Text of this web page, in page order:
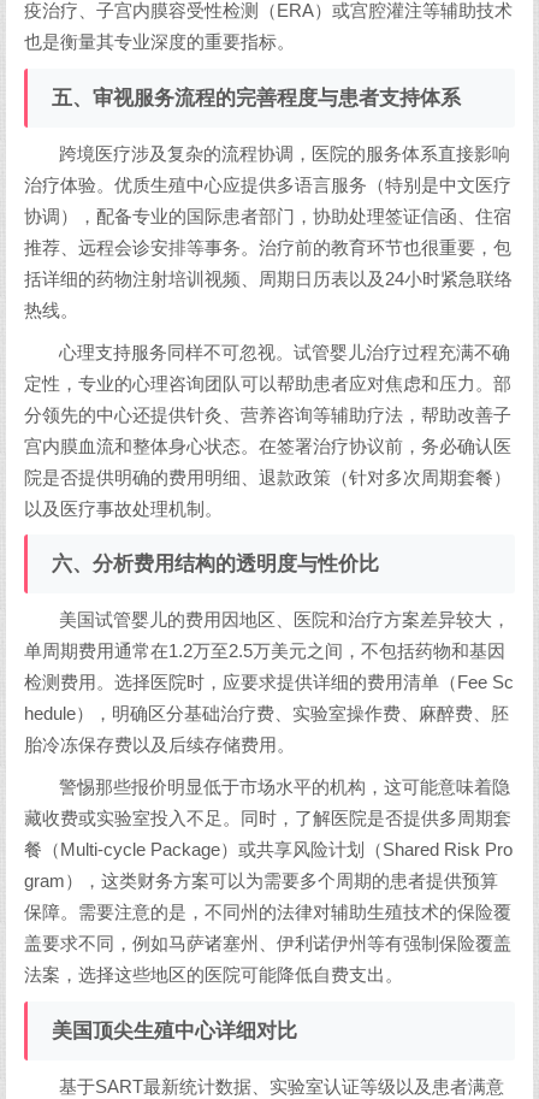
疫治疗、子宫内膜容受性检测（ERA）或宫腔灌注等辅助技术
也是衡量其专业深度的重要指标。
五、审视服务流程的完善程度与患者支持体系
跨境医疗涉及复杂的流程协调，医院的服务体系直接影响
治疗体验。优质生殖中心应提供多语言服务（特别是中文医疗
协调），配备专业的国际患者部门，协助处理签证信函、住宿
推荐、远程会诊安排等事务。治疗前的教育环节也很重要，包
括详细的药物注射培训视频、周期日历表以及24小时紧急联络
热线。
心理支持服务同样不可忽视。试管婴儿治疗过程充满不确
定性，专业的心理咨询团队可以帮助患者应对焦虑和压力。部
分领先的中心还提供针灸、营养咨询等辅助疗法，帮助改善子
宫内膜血流和整体身心状态。在签署治疗协议前，务必确认医
院是否提供明确的费用明细、退款政策（针对多次周期套餐）
以及医疗事故处理机制。
六、分析费用结构的透明度与性价比
美国试管婴儿的费用因地区、医院和治疗方案差异较大，
单周期费用通常在1.2万至2.5万美元之间，不包括药物和基因
检测费用。选择医院时，应要求提供详细的费用清单（Fee Sc
hedule），明确区分基础治疗费、实验室操作费、麻醉费、胚
胎冷冻保存费以及后续存储费用。
警惕那些报价明显低于市场水平的机构，这可能意味着隐
藏收费或实验室投入不足。同时，了解医院是否提供多周期套
餐（Multi-cycle Package）或共享风险计划（Shared Risk Pro
gram），这类财务方案可以为需要多个周期的患者提供预算
保障。需要注意的是，不同州的法律对辅助生殖技术的保险覆
盖要求不同，例如马萨诸塞州、伊利诺伊州等有强制保险覆盖
法案，选择这些地区的医院可能降低自费支出。
美国顶尖生殖中心详细对比
基于SART最新统计数据、实验室认证等级以及患者满意